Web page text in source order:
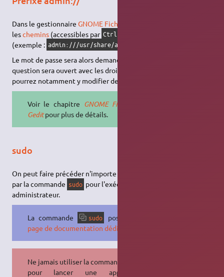
Dans le gestionnaireGNOME Fichiers
leschemins (accessibles par Ctrl
(exemple : admin:///usr/share/applications/
Le mot de passe sera alors demandé, et l'emplacement en
question sera ouvert avec les droits d'administration. Vous
pourrez notamment y modifier des fichiers avec
Voir le chapitre GNOME Fichiers et
Geditpour plus de détails.
sudo
On peut faire précéder n'importe quelle
par la commande sudo pour l'exécuter avec les permissions
administrateur.
La commande sudo
possède sa
page de documentation dédiée
Ne jamais utiliser la commande
pour lancer une application